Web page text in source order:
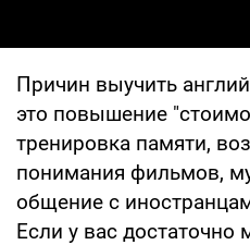
Причин выучить
это повышение
тренировка памяти,
понимания фильмов,
общение с
Если у вас достаточно